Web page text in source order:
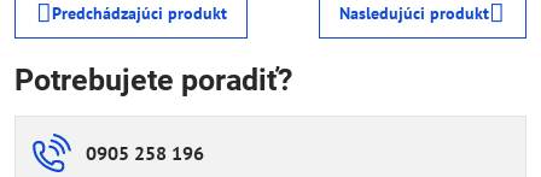
Predchádzajúci produkt Nasledujúci produkt
Potrebujete poradiť?
0905 258 196